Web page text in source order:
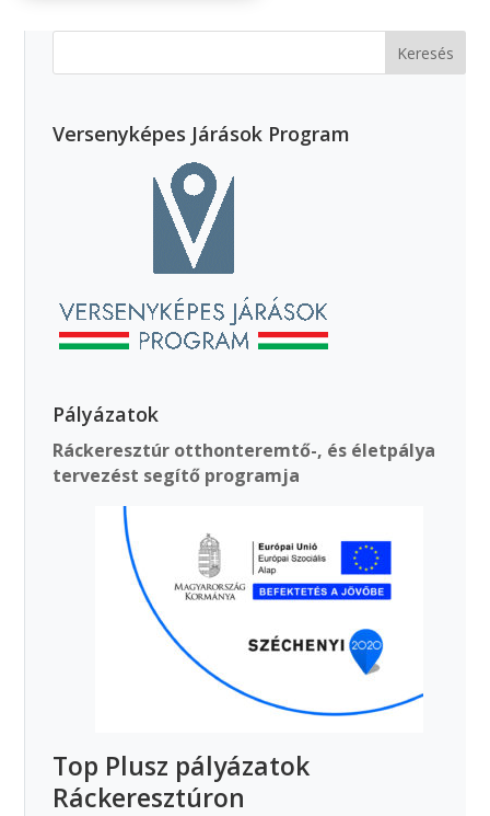
Versenyképes Járások Program
Pályázatok
Ráckeresztúr otthonteremtő-, és életpálya
tervezést segítő programja
Top Plusz pályázatok
Ráckeresztúron